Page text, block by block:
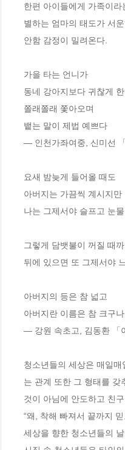
한편 아이들에게 가족이
별하는 엄마의 태도가 서
안함 감정이 밀려온다.
가을 타는 언니가
동네 강아지보다 귀찮게
쫄래쫄래 쫓아오며
뱉는 말이 제법 예쁘다
― 인천가좌여중, 신미선
요새 밤늦게 들어올 때도
아버지는 가끔씩 계시지만
나는 그제서야 슬프고 눈
그렇게 담뱃불이 꺼질 때까
뒤에 있으면 또 그제서야
아버지의 등은 참 넓고
아버지란 이름은 참 크구
― 강원 속초고, 김동환 「
청소년들의 세상은 매일
는 관계 또한 그 형태를 갖
것이 아님에 안도하고 친
“왜, 착해 빠져서 끝까지
세상을 향한 청소년들의